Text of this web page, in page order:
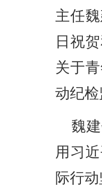
主任
日祝
关于
动纪
魏
用习
际行